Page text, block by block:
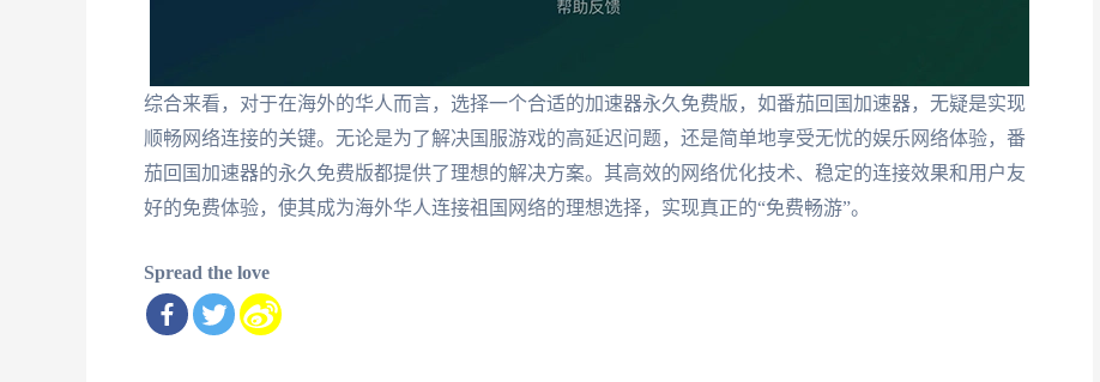
综合来看，对于在海外的华人而言，选择一个合适的加速器永久免费版，如番茄回国加速器，无疑是实现
顺畅网络连接的关键。无论是为了解决国服游戏的高延迟问题，还是简单地享受无忧的娱乐网络体验，番
茄回国加速器的永久免费版都提供了理想的解决方案。其高效的网络优化技术、稳定的连接效果和用户友
好的免费体验，使其成为海外华人连接祖国网络的理想选择，实现真正的“免费畅游”。
Spread the love